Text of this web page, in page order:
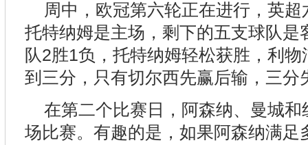
周中，欧冠第六轮正在进行，英
托特纳姆是主场，剩下的五支球队是
队2胜1负，托特纳姆轻松获胜，利
到三分，只有切尔西先赢后输，三分
在第二个比赛日，阿森纳、曼城
场比赛。有趣的是，如果阿森纳满足